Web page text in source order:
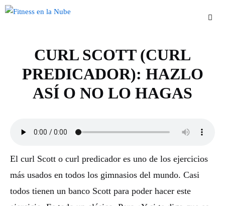
Saltar
CURL SCOTT (CURL
PREDICADOR): HAZLO
ASÍ O NO LO HAGAS
El curl Scott o curl predicador es uno de los ejercicios
más usados en todos los gimnasios del mundo. Casi
todos tienen un banco Scott para poder hacer este